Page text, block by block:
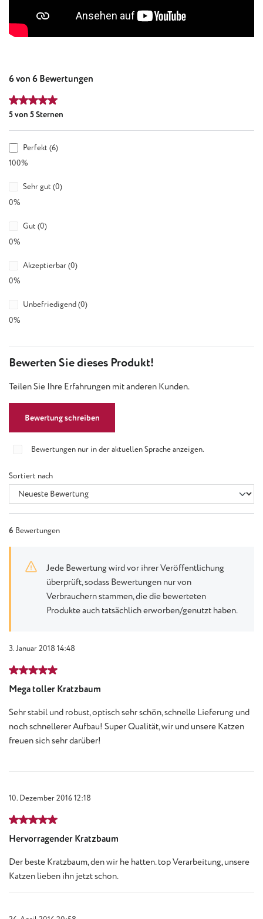
6 von 6 Bewertungen
Durchschnittliche Bewertung von 5 von 5 Sternen
5 von 5 Sternen
Perfekt (6)
100%
Sehr gut (0)
0%
Gut (0)
0%
Akzeptierbar (0)
0%
Unbefriedigend (0)
0%
Bewerten Sie dieses Produkt!
Teilen Sie Ihre Erfahrungen mit anderen Kunden.
Bewertung schreiben
Bewertungen nur in der aktuellen Sprache anzeigen.
Sortiert nach
6 Bewertungen
Jede Bewertung wird vor ihrer Veröffentlichung
überprüft, sodass Bewertungen nur von
Verbrauchern stammen, die die bewerteten
Produkte auch tatsächlich erworben/genutzt haben.
3. Januar 2018 14:48
Bewertung mit 5 von 5 Sternen
Mega toller Kratzbaum
Sehr stabil und robust, optisch sehr schön, schnelle Lieferung und
noch schnellerer Aufbau! Super Qualität, wir und unsere Katzen
freuen sich sehr darüber!
10. Dezember 2016 12:18
Bewertung mit 5 von 5 Sternen
Hervorragender Kratzbaum
Der beste Kratzbaum, den wir he hatten. top Verarbeitung, unsere
Katzen lieben ihn jetzt schon.